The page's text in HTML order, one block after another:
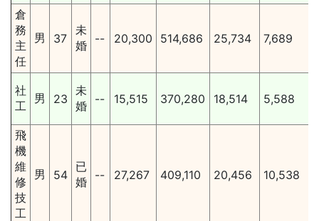
倉
務
主
任
男 37
未
婚
-- 20,300 514,686 25,734 7,689
社
工
男 23
未
婚
-- 15,515 370,280 18,514 5,588
飛
機
維
修
技
工
男 54
已
婚
-- 27,267 409,110 20,456 10,538